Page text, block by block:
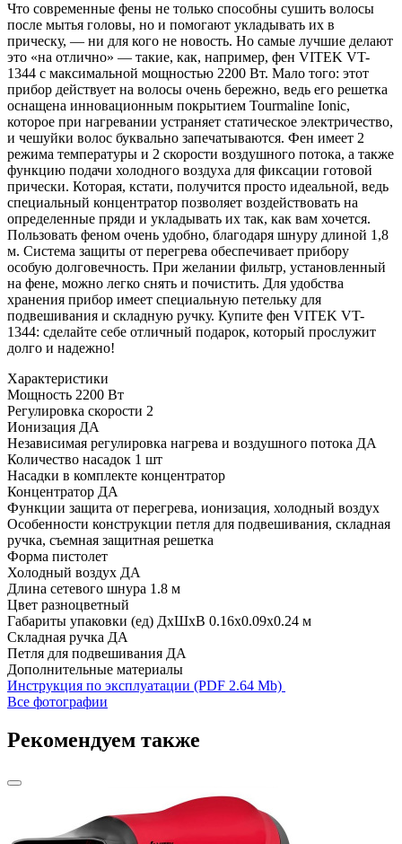
Что современные фены не только способны сушить волосы
после мытья головы, но и помогают укладывать их в
прическу, — ни для кого не новость. Но самые лучшие делают
это «на отлично» — такие, как, например, фен VITEK VT-
1344 с максимальной мощностью 2200 Вт. Мало того: этот
прибор действует на волосы очень бережно, ведь его решетка
оснащена инновационным покрытием Tourmaline Ionic,
которое при нагревании устраняет статическое электричество,
и чешуйки волос буквально запечатываются. Фен имеет 2
режима температуры и 2 скорости воздушного потока, а также
функцию подачи холодного воздуха для фиксации готовой
прически. Которая, кстати, получится просто идеальной, ведь
специальный концентратор позволяет воздействовать на
определенные пряди и укладывать их так, как вам хочется.
Пользовать феном очень удобно, благодаря шнуру длиной 1,8
м. Система защиты от перегрева обеспечивает прибору
особую долговечность. При желании фильтр, установленный
на фене, можно легко снять и почистить. Для удобства
хранения прибор имеет специальную петельку для
подвешивания и складную ручку. Купите фен VITEK VT-
1344: сделайте себе отличный подарок, который прослужит
долго и надежно!
Характеристики
Мощность 2200 Вт
Регулировка скорости 2
Ионизация ДА
Независимая регулировка нагрева и воздушного потока ДА
Количество насадок 1 шт
Насадки в комплекте концентратор
Концентратор ДА
Функции защита от перегрева, ионизация, холодный воздух
Особенности конструкции петля для подвешивания, складная
ручка, съемная защитная решетка
Форма пистолет
Холодный воздух ДА
Длина сетевого шнура 1.8 м
Цвет разноцветный
Габариты упаковки (ед) ДхШхВ 0.16x0.09x0.24 м
Складная ручка ДА
Петля для подвешивания ДА
Дополнительные материалы
Инструкция по эксплуатации (PDF 2.64 Mb)
Все фотографии
Рекомендуем также